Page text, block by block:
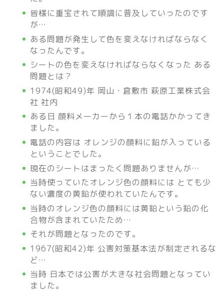
皆様に重宝されて順調に普及していったのです
が…
ある問題が発生して色を変えなければならなく
なったんです。
シートの色を変えなければならなくなった ある
問題とは？
1974(昭和49)年 岡山・倉敷市 萩原工業株式会
社 社内
ある日 顔料メーカーから１本の電話かかってき
ました。
電話の内容は オレンジの顔料に鉛が入っている
ということでした。
現在のシートはまったく問題ありませんが…
当時使っていたオレンジ色の顔料には とても少
ない濃度の黄鉛が使われていたんです。
当時のオレンジ色の顔料には黄鉛という鉛の化
合物が含まれていたため…
それが問題となったのです。
1967(昭和42)年 公害対策基本法が制定されるな
ど…
当時 日本では公害が大きな社会問題となってい
ました。